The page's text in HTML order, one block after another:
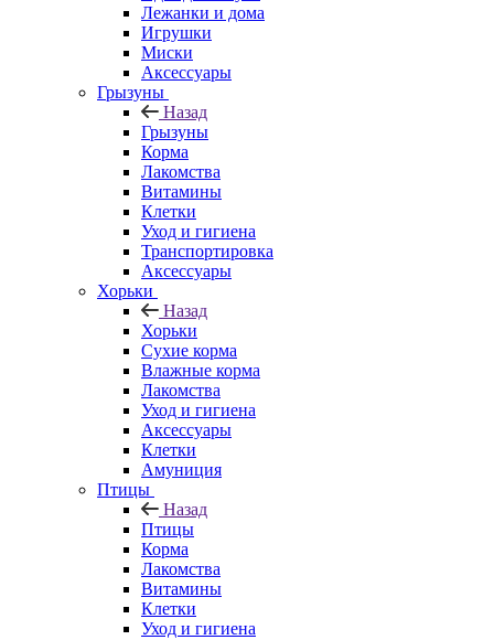
Лежанки и дома
Игрушки
Миски
Аксессуары
Грызуны
Назад
Грызуны
Корма
Лакомства
Витамины
Клетки
Уход и гигиена
Транспортировка
Аксессуары
Хорьки
Назад
Хорьки
Сухие корма
Влажные корма
Лакомства
Уход и гигиена
Аксессуары
Клетки
Амуниция
Птицы
Назад
Птицы
Корма
Лакомства
Витамины
Клетки
Уход и гигиена